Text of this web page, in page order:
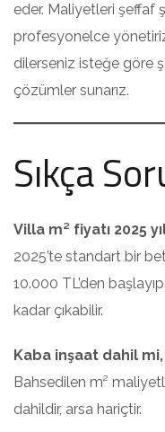
eder. Maliyetleri şeffaf
profesyonelce
dilerseniz isteğe göre
çözümler sunarız.
Sıkça
Villa m² fiyatı 2025
2025’te standart bir
10.000 TL’den
kadar çıkabilir.
Kaba inşaat dahil
Bahsedilen m²
dahildir, arsa hariçtir.